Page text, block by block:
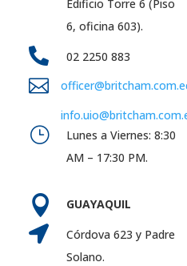
Edificio Torre 6 (Piso
6, oficina 603).
 02 2250 883

}
Lunes a Viernes: 8:30
AM – 17:30 PM.
 GUAYAQUIL

Córdova 623 y Padre
Solano.